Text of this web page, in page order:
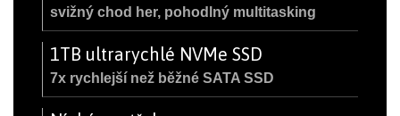
svižný chod her, pohodlný multitasking
1TB ultrarychlé NVMe SSD
7x rychlejší než běžné SATA SSD